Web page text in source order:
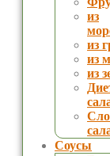
из
из
из
из
Соусы